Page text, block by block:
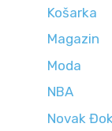
Košarka
Magazin
Moda
NBA
Novak